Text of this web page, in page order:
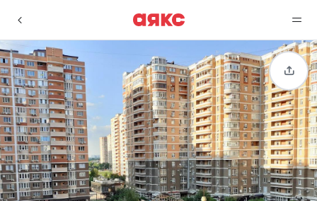
г. Краснодар
Избранное
0 объявлений
Сравнение
0 объявлений
Недвижимость Услуги